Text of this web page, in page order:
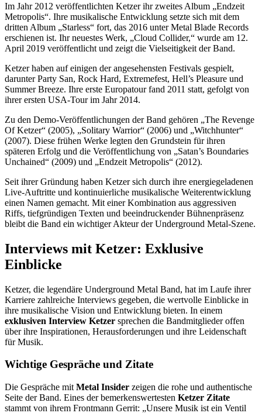
Im Jahr 2012 veröffentlichten Ketzer ihr zweites Album „Endzeit
Metropolis“. Ihre musikalische Entwicklung setzte sich mit dem
dritten Album „Starless“ fort, das 2016 unter Metal Blade Records
erschienen ist. Ihr neuestes Werk, „Cloud Collider,“ wurde am 12.
April 2019 veröffentlicht und zeigt die Vielseitigkeit der Band.
Ketzer haben auf einigen der angesehensten Festivals gespielt,
darunter Party San, Rock Hard, Extremefest, Hell’s Pleasure und
Summer Breeze. Ihre erste Europatour fand 2011 statt, gefolgt von
ihrer ersten USA-Tour im Jahr 2014.
Zu den Demo-Veröffentlichungen der Band gehören „The Revenge
Of Ketzer“ (2005), „Solitary Warrior“ (2006) und „Witchhunter“
(2007). Diese frühen Werke legten den Grundstein für ihren
späteren Erfolg und die Veröffentlichung von „Satan’s Boundaries
Unchained“ (2009) und „Endzeit Metropolis“ (2012).
Seit ihrer Gründung haben Ketzer sich durch ihre energiegeladenen
Live-Auftritte und kontinuierliche musikalische Weiterentwicklung
einen Namen gemacht. Mit einer Kombination aus aggressiven
Riffs, tiefgründigen Texten und beeindruckender Bühnenpräsenz
bleibt die Band ein wichtiger Akteur der Underground Metal-Szene.
Interviews mit Ketzer: Exklusive
Einblicke
Ketzer, die legendäre Underground Metal Band, hat im Laufe ihrer
Karriere zahlreiche Interviews gegeben, die wertvolle Einblicke in
ihre musikalische Vision und Entwicklung bieten. In einem
exklusiven Interview Ketzer sprechen die Bandmitglieder offen
über ihre Inspirationen, Herausforderungen und ihre Leidenschaft
für Musik.
Wichtige Gespräche und Zitate
Die Gespräche mit Metal Insider zeigen die rohe und authentische
Seite der Band. Eines der bemerkenswertesten Ketzer Zitate
stammt von ihrem Frontmann Gerrit: „Unsere Musik ist ein Ventil